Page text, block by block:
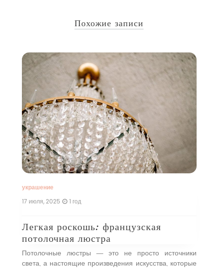
Похожие записи
украшение
17 июля, 2025 1 год
Легкая роскошь: французская
потолочная люстра
Потолочные люстры — это не просто источники
света, а настоящие произведения искусства, которые